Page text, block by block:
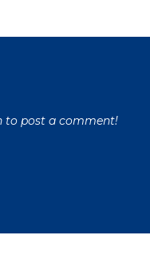
to post a comment!